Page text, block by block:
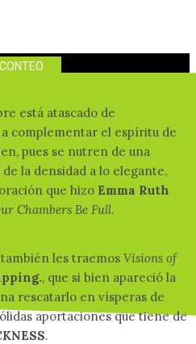
CONTEO
está atascado de
complementar el espíritu de
pues se nutren de una
la densidad a lo elegante,
que hizo Emma Ruth
Chambers Be Full.
también les traemosVisions of
, que si bien apareció la
rescatarlo en vísperas de
aportaciones que tiene de
.